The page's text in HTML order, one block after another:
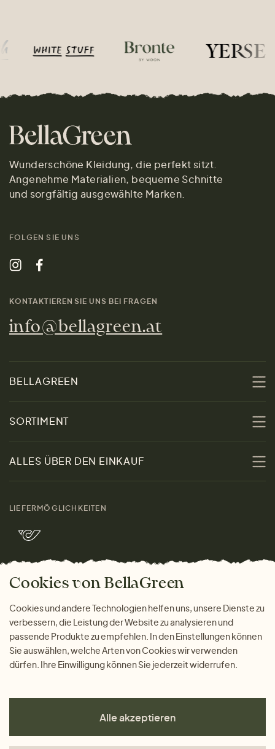
Wunderschöne Kleidung, die perfekt sitzt.
Angenehme Materialien, bequeme Schnitte
und sorgfältig ausgewählte Marken.
FOLGEN SIE UNS
KONTAKTIEREN SIE UNS BEI FRAGEN
info@bellagreen.at
BELLAGREEN
Nachhaltigkeit
Kontakt
Marken
Bella Green Magazin
SORTIMENT
Damen
Herren
Wohnen
Geschenke
ALLES ÜBER DEN EINKAUF
Warum bei uns einkaufen
LIEFERMÖGLICHKEITEN
ZAHLUNGSMÖGLICHKEITEN
Cookies von BellaGreen
Cookies und andere Technologien helfen uns, unsere Dienste zu
verbessern, die Leistung der Website zu analysieren und
passende Produkte zu empfehlen. In den Einstellungen können
Sie auswählen, welche Arten von Cookies wir verwenden
dürfen. Ihre Einwilligung können Sie jederzeit widerrufen.
Alle akzeptieren